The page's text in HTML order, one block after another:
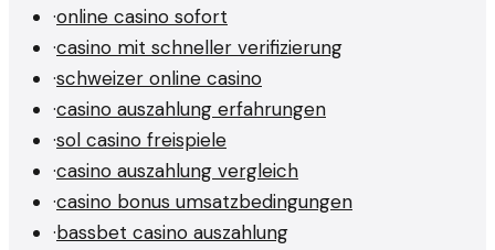
·online casino sofort
·casino mit schneller verifizierung
·schweizer online casino
·casino auszahlung erfahrungen
·sol casino freispiele
·casino auszahlung vergleich
·casino bonus umsatzbedingungen
·bassbet casino auszahlung